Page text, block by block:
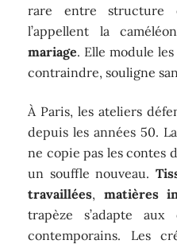
rare entre structure
l’appellent la
mariage. Elle module
contraindre, souligne
À Paris, les ateliers
depuis les années 50. La
ne copie pas les contes
un souffle nouveau.
travaillées, matières
trapèze s’adapte
contemporains. Les